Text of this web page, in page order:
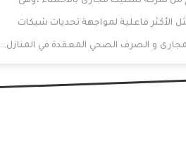
الأكثر فاعلية لمواجهة تحديات شبكات
و الصرف الصحي المعقدة في المنازل…